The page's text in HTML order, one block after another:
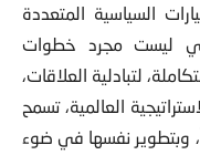
السياسية المتعددة
ليست مجرد خطوات
لتبادلية العلاقات،
العالمية، تسمح
وبتطوير نفسها في ضوء